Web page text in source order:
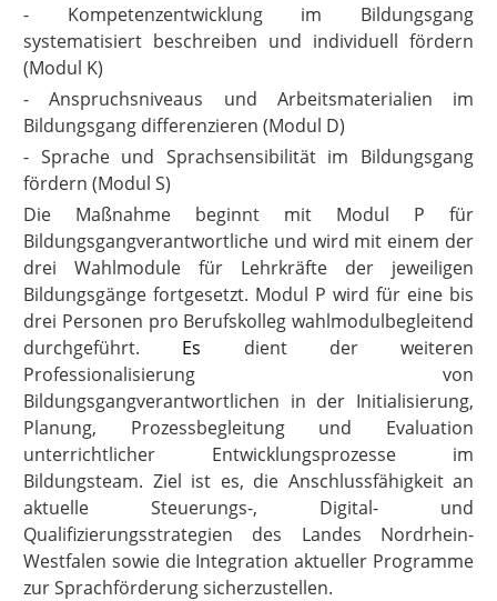
- Kompetenzentwicklung im Bildungsgang
systematisiert beschreiben und individuell fördern
(Modul K)
- Anspruchsniveaus und Arbeitsmaterialien im
Bildungsgang differenzieren (Modul D)
- Sprache und Sprachsensibilität im Bildungsgang
fördern (Modul S)
Die Maßnahme beginnt mit Modul P für
Bildungsgangverantwortliche und wird mit einem der
drei Wahlmodule für Lehrkräfte der jeweiligen
Bildungsgänge fortgesetzt. Modul P wird für eine bis
drei Personen pro Berufskolleg wahlmodulbegleitend
durchgeführt. Es dient der weiteren
Professionalisierung von
Bildungsgangverantwortlichen in der Initialisierung,
Planung, Prozessbegleitung und Evaluation
unterrichtlicher Entwicklungsprozesse im
Bildungsteam. Ziel ist es, die Anschlussfähigkeit an
aktuelle Steuerungs-, Digital- und
Qualifizierungsstrategien des Landes Nordrhein-
Westfalen sowie die Integration aktueller Programme
zur Sprachförderung sicherzustellen.